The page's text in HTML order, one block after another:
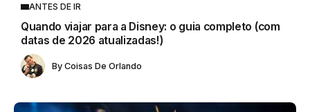
ANTES DE IR
Quando viajar para a Disney: o guia completo (com
datas de 2026 atualizadas!)
By Coisas De Orlando